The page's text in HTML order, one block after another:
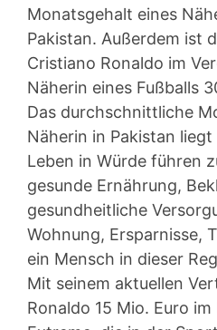
Monatsgehalt eines
Pakistan. Außerdem ist
Cristiano Ronaldo im
Näherin eines Fußballs
Das durchschnittliche
Näherin in Pakistan
Leben in Würde führen
gesunde Ernährung,
gesundheitliche
Wohnung, Ersparnisse,
ein Mensch in dieser
Mit seinem aktuellen
Ronaldo 15 Mio. Euro